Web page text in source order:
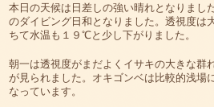
本日の天候は日差しの強い晴れとなりまし
のダイビング日和となりました。透視度は
ちて水温も１９℃と少し下がりました。
朝一は透視度がまだよくイサキの大きな群
が見られました。オキゴンベは比較的浅場
なっています。